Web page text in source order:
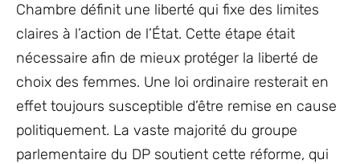
Chambre définit une liberté qui fixe des limites
claires à l’action de l’État. Cette étape était
nécessaire afin de mieux protéger la liberté de
choix des femmes. Une loi ordinaire resterait en
effet toujours susceptible d’être remise en cause
politiquement. La vaste majorité du groupe
parlementaire du DP soutient cette réforme, qui